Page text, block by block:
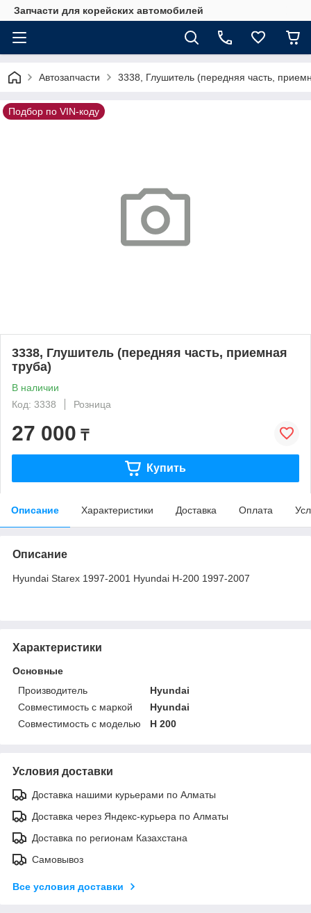
Запчасти для корейских автомобилей
Автозапчасти 3338, Глушитель (передняя часть,
Подбор по VIN-коду
3338, Глушитель (передняя часть, приемная
труба)
В наличии
Код: 3338
Розница
27 000 ₸
Купить
Описание Характеристики Доставка Оплата
Описание
Hyundai Starex 1997-2001 Hyundai H-200 1997-2007
Характеристики
Основные
Производитель
Hyundai
Совместимость с маркой
Hyundai
Совместимость с моделью
H 200
Условия доставки
Доставка нашими курьерами по Алматы
Доставка через Яндекс-курьера по Алматы
Доставка по регионам Казахстана
Самовывоз
Все условия доставки